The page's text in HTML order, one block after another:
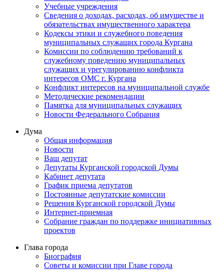
Учебные учреждения
Сведения о доходах, расходах, об имуществе и
обязательствах имущественного характера
Кодексы этики и служебного поведения
муниципальных служащих города Кургана
Комиссии по соблюдению требований к
служебному поведению муниципальных
служащих и урегулированию конфликта
интересов ОМС г. Кургана
Конфликт интересов на муниципальной службе
Методические рекомендации
Памятка для муниципальных служащих
Новости Федерального Cобрания
Дума
Общая информация
Новости
Ваш депутат
Депутаты Курганской городской Думы
Кабинет депутата
График приема депутатов
Постоянные депутатские комиссии
Решения Курганской городской Думы
Интернет-приемная
Собрание граждан по поддержке инициативных
проектов
Глава города
Биография
Советы и комиссии при Главе города